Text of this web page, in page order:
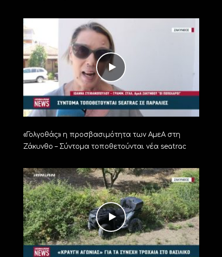
«Γολγοθάς» η προσβασιμότητα των ΑμεΑ στη
Ζάκυνθο – Σύντομα τοποθετούνται νέα seatrac